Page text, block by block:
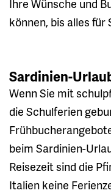
Ihre Wünsche und
können, bis alles
Sardinien-
Wenn Sie mit
die Schulferien
beim Sardinien-
Reisezeit sind die
Italien keine